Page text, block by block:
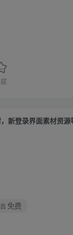
新登录界面素材资
免费